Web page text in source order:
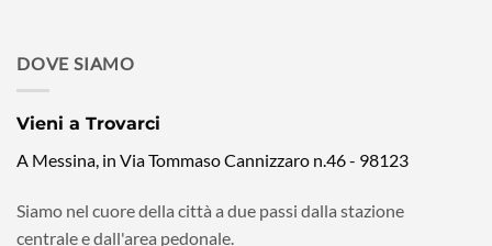
DOVE SIAMO
Vieni a Trovarci
A Messina, in Via Tommaso Cannizzaro n.46 - 98123
Siamo nel cuore della città a due passi dalla stazione
centrale e dall'area pedonale.